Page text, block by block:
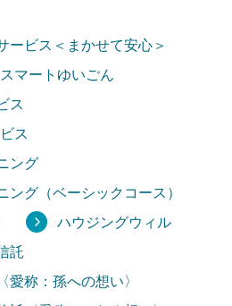
ービス＜まかせて安心＞
スマートゆいごん
ス
ス
ング
ング（ベーシックコース）
ハウジングウィル
託
称：孫への想い〉